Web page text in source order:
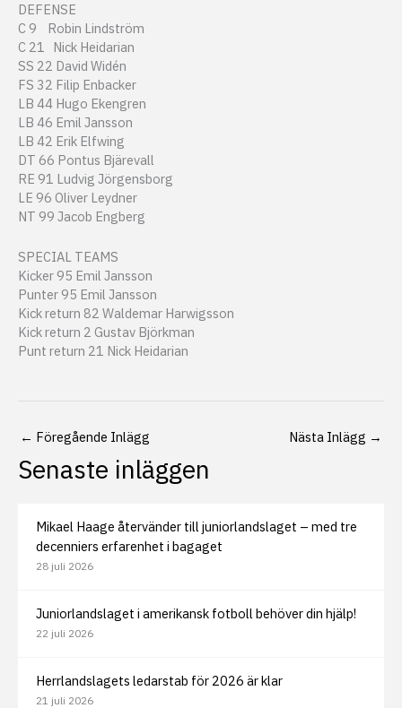
DEFENSE
C 9 Robin Lindström
C 21 Nick Heidarian
SS 22 David Widén
FS 32 Filip Enbacker
LB 44 Hugo Ekengren
LB 46 Emil Jansson
LB 42 Erik Elfwing
DT 66 Pontus Bjärevall
RE 91 Ludvig Jörgensborg
LE 96 Oliver Leydner
NT 99 Jacob Engberg
SPECIAL TEAMS
Kicker 95 Emil Jansson
Punter 95 Emil Jansson
Kick return 82 Waldemar Harwigsson
Kick return 2 Gustav Björkman
Punt return 21 Nick Heidarian
← Föregående Inlägg Nästa Inlägg →
Senaste inläggen
Mikael Haage återvänder till juniorlandslaget – med tre
decenniers erfarenhet i bagaget
28 juli 2026
Juniorlandslaget i amerikansk fotboll behöver din hjälp!
22 juli 2026
Herrlandslagets ledarstab för 2026 är klar
21 juli 2026